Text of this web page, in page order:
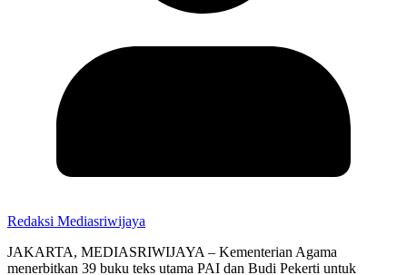
Redaksi Mediasriwijaya
JAKARTA, MEDIASRIWIJAYA – Kementerian Agama
menerbitkan 39 buku teks utama PAI dan Budi Pekerti untuk